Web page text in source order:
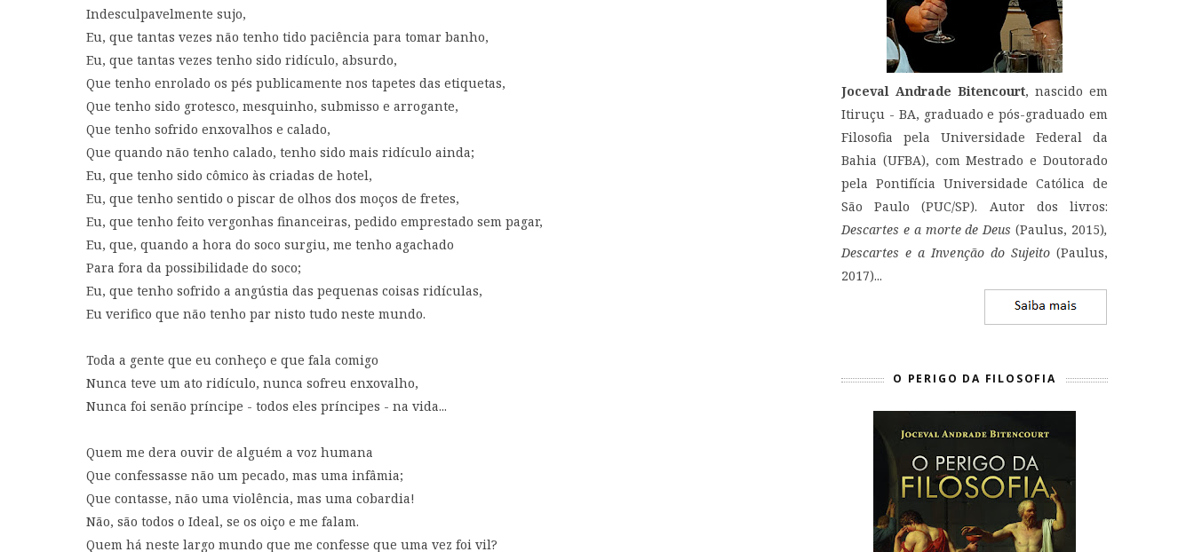
Indesculpavelmente sujo,
Eu, que tantas vezes não tenho tido paciência para tomar banho,
Eu, que tantas vezes tenho sido ridículo, absurdo,
Que tenho enrolado os pés publicamente nos tapetes das etiquetas,
Que tenho sido grotesco, mesquinho, submisso e arrogante,
Que tenho sofrido enxovalhos e calado,
Que quando não tenho calado, tenho sido mais ridículo ainda;
Eu, que tenho sido cômico às criadas de hotel,
Eu, que tenho sentido o piscar de olhos dos moços de fretes,
Eu, que tenho feito vergonhas financeiras, pedido emprestado sem pagar,
Eu, que, quando a hora do soco surgiu, me tenho agachado
Para fora da possibilidade do soco;
Eu, que tenho sofrido a angústia das pequenas coisas ridículas,
Eu verifico que não tenho par nisto tudo neste mundo.
Toda a gente que eu conheço e que fala comigo
Nunca teve um ato ridículo, nunca sofreu enxovalho,
Nunca foi senão príncipe - todos eles príncipes - na vida...
Quem me dera ouvir de alguém a voz humana
Que confessasse não um pecado, mas uma infâmia;
Que contasse, não uma violência, mas uma cobardia!
Não, são todos o Ideal, se os oiço e me falam.
Quem há neste largo mundo que me confesse que uma vez foi vil?
Joceval Andrade Bitencourt, nascido em
Itiruçu - BA, graduado e pós-graduado em
Filosofia pela Universidade Federal da
Bahia (UFBA), com Mestrado e Doutorado
pela Pontifícia Universidade Católica de
São Paulo (PUC/SP). Autor dos livros:
Descartes e a morte de Deus(Paulus, 2015),
Descartes e a Invenção do Sujeito (Paulus,
2017)...
O PERIGO DA FILOSOFIA